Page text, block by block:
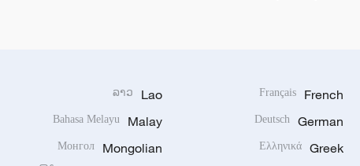
French
Français
German
Deutsch
Greek
Ελληνικά
Lao
ລາວ
Malay
Bahasa Melayu
Mongolian
Монгол